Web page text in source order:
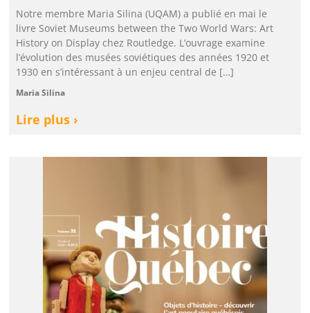
Notre membre Maria Silina (UQAM) a publié en mai le
livre Soviet Museums between the Two World Wars: Art
History on Display chez Routledge. L’ouvrage examine
l’évolution des musées soviétiques des années 1920 et
1930 en s’intéressant à un enjeu central de […]
Maria Silina
Lire plus ›